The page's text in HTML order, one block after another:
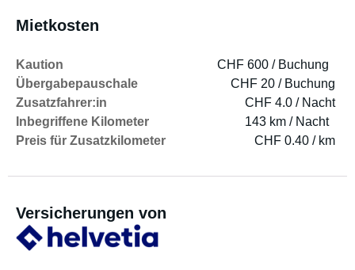
Mietkosten
Kaution
CHF 600 / Buchung
Übergabepauschale
CHF 20 / Buchung
Zusatzfahrer:in
CHF 4.0 / Nacht
Inbegriffene Kilometer
143 km / Nacht
Preis für Zusatzkilometer
CHF 0.40 / km
Versicherungen von